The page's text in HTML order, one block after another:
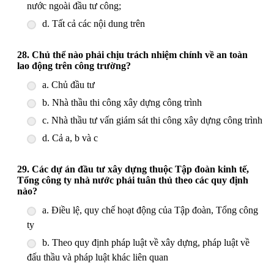
nước ngoài đầu tư công;
d. Tất cả các nội dung trên
28. Chủ thể nào phải chịu trách nhiệm chính về an toàn
lao động trên công trường?
a. Chủ đầu tư
b. Nhà thầu thi công xây dựng công trình
c. Nhà thầu tư vấn giám sát thi công xây dựng công trình
d. Cả a, b và c
29. Các dự án đầu tư xây dựng thuộc Tập đoàn kinh tế,
Tổng công ty nhà nước phải tuân thủ theo các quy định
nào?
a. Điều lệ, quy chế hoạt động của Tập đoàn, Tổng công
ty
b. Theo quy định pháp luật về xây dựng, pháp luật về
đấu thầu và pháp luật khác liên quan